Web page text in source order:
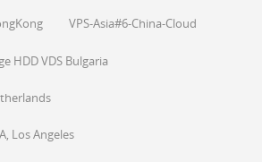
VPS-Asia#6-China-Cloud
HDD VDS Bulgaria
Los Angeles